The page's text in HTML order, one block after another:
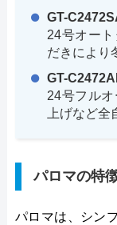
GT-
24号オー
だきにより
GT-
24号フル
上げなど
パロマの特
パロマは、シン